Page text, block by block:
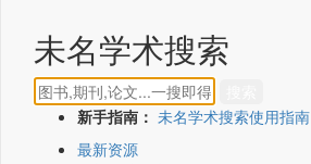
未名学术搜索
新手指南： 未名学术搜索使用指南
最新资源